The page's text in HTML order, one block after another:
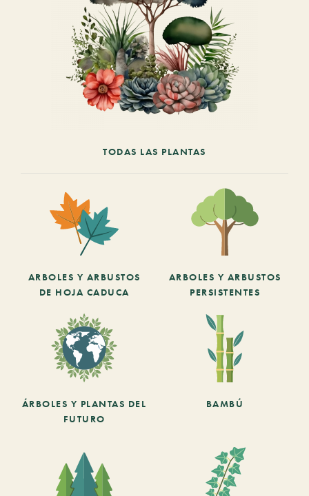
TODAS LAS PLANTAS
ARBOLES Y ARBUSTOS
DE HOJA CADUCA
ARBOLES Y ARBUSTOS
PERSISTENTES
ÁRBOLES Y PLANTAS DEL
FUTURO
BAMBÚ